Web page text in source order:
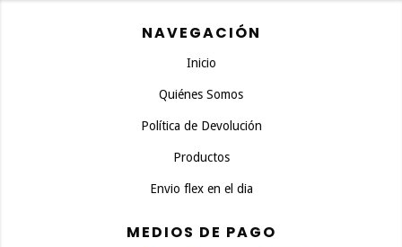
NAVEGACIÓN
Inicio
Quiénes Somos
Política de Devolución
Productos
Envio flex en el dia
MEDIOS DE PAGO